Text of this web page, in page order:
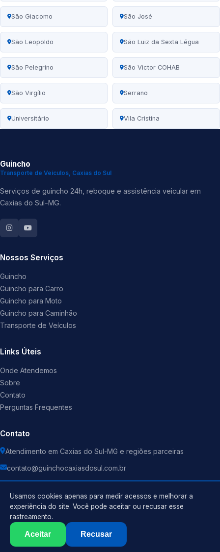
São Giacomo São José
São Leopoldo São Luiz da Sexta Légua
São Pelegrino São Victor COHAB
São Virgílio Serrano
Universitário Vila Cristina
Guincho
Transporte de Veículos, Caxias do Sul
Serviços de guincho 24h, reboque e assistência veicular em
Caxias do Sul-MG.
Nossos Serviços
Guincho
Guincho para Carro
Guincho para Moto
Guincho para Caminhão
Transporte de Veículos
Links Úteis
Onde Atendemos
Sobre
Contato
Perguntas Frequentes
Contato
Atendimento em Caxias do Sul-MG e regiões parceiras
contato@guinchocaxiasdosul.com.br
Guincho . Todos os direitos reservados.
Usamos cookies apenas para medir acessos e melhorar a
experiência do site. Você pode aceitar ou recusar esse
rastreamento.
Aceitar Recusar